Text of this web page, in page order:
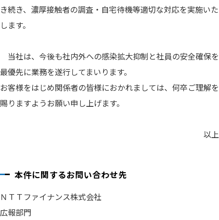
き続き、濃厚接触者の調査・自宅待機等適切な対応を実施いた
します。
当社は、今後も社内外への感染拡大抑制と社員の安全確保を
最優先に業務を遂行してまいります。
お客様をはじめ関係者の皆様におかれましては、何卒ご理解を
賜りますようお願い申し上げます。
以上
本件に関するお問い合わせ先
ＮＴＴファイナンス株式会社
広報部門